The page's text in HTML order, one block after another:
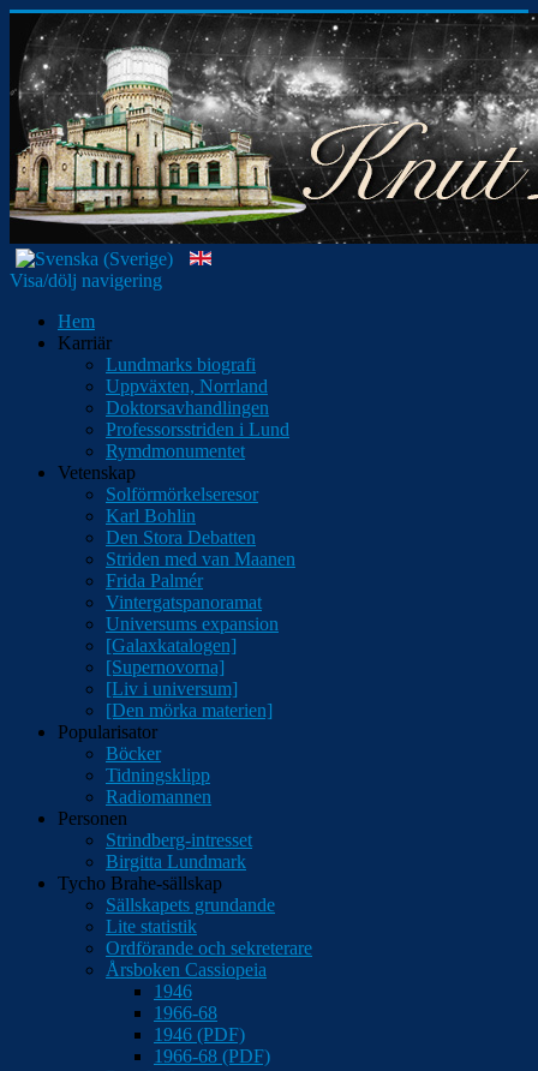
Visa/dölj navigering
Hem
Karriär
Lundmarks biografi
Uppväxten, Norrland
Doktorsavhandlingen
Professorsstriden i Lund
Rymdmonumentet
Vetenskap
Solförmörkelseresor
Karl Bohlin
Den Stora Debatten
Striden med van Maanen
Frida Palmér
Vintergatspanoramat
Universums expansion
[Galaxkatalogen]
[Supernovorna]
[Liv i universum]
[Den mörka materien]
Popularisator
Böcker
Tidningsklipp
Radiomannen
Personen
Strindberg-intresset
Birgitta Lundmark
Tycho Brahe-sällskap
Sällskapets grundande
Lite statistik
Ordförande och sekreterare
Årsboken Cassiopeia
1946
1966-68
1946 (PDF)
1966-68 (PDF)